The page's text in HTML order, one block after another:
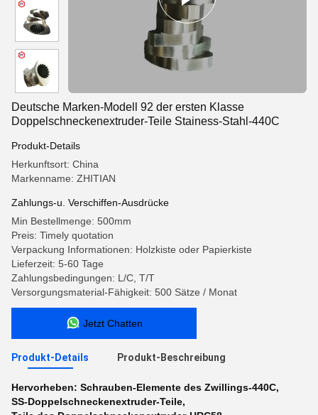
Deutsche Marken-Modell 92 der ersten Klasse
Doppelschneckenextruder-Teile Stainess-Stahl-440C
Produkt-Details
Herkunftsort: China
Markenname: ZHITIAN
Zahlungs-u. Verschiffen-Ausdrücke
Min Bestellmenge: 500mm
Preis: Timely quotation
Verpackung Informationen: Holzkiste oder Papierkiste
Lieferzeit: 5-60 Tage
Zahlungsbedingungen: L/C, T/T
Versorgungsmaterial-Fähigkeit: 500 Sätze / Monat
Jetzt Chatten
Produkt-Details Produkt-Beschreibung
Hervorheben: Schrauben-Elemente des Zwillings-440C,
SS-Doppelschneckenextruder-Teile,